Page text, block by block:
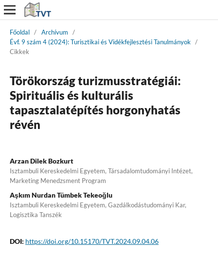
Főoldal / Archívum
/
Évf. 9 szám 4 (2024): Turisztikai és Vidékfejlesztési Tanulmányok /
Cikkek
Törökország turizmusstratégiái:
Spirituális és kulturális
tapasztalatépítés horgonyhatás
révén
Arzan Dilek Bozkurt
Isztambuli Kereskedelmi Egyetem, Társadalomtudományi Intézet,
Marketing Menedzsment Program
Aşkım Nurdan Tümbek Tekeoğlu
Isztambuli Kereskedelmi Egyetem, Gazdálkodástudományi Kar,
Logisztika Tanszék
DOI: https://doi.org/10.15170/TVT.2024.09.04.06